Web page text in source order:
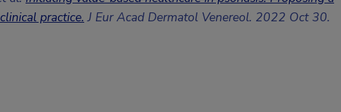
practice. J Eur Acad Dermatol Venereol. 2022 Oct 30.